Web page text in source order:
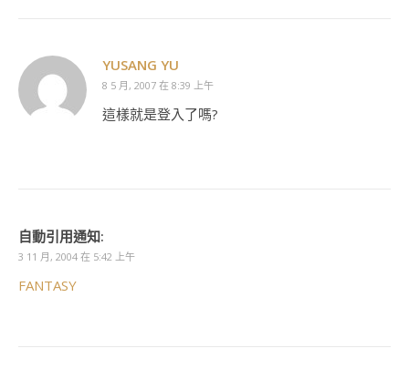
YUSANG YU
8 5 月, 2007 在 8:39 上午
這樣就是登入了嗎?
自動引用通知:
3 11 月, 2004 在 5:42 上午
FANTASY